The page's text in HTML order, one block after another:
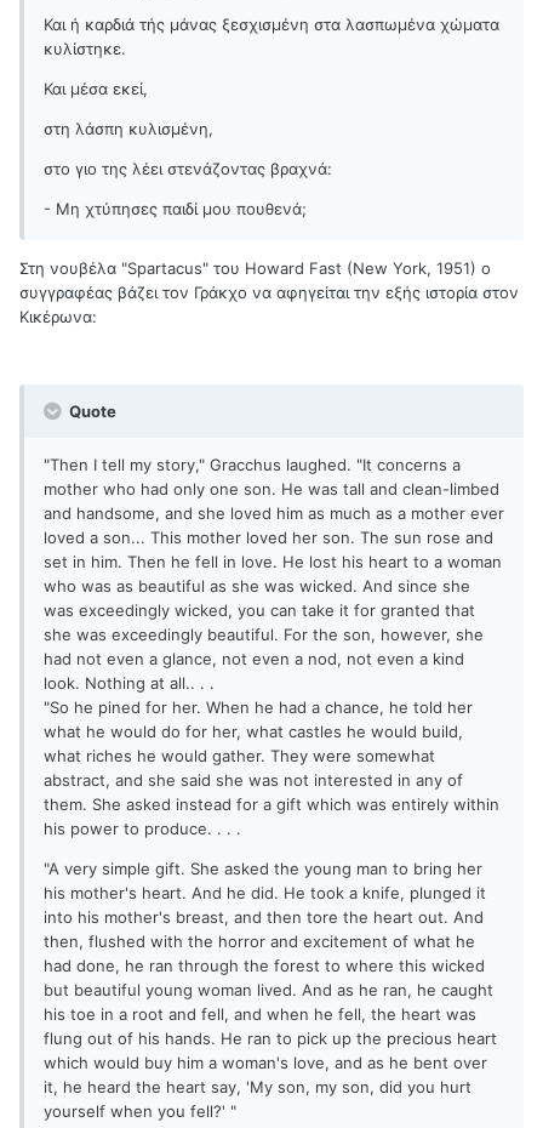
Και ή καρδιά τής μάνας ξεσχισμένη στα λασπωμένα χώματα
κυλίστηκε.
Και μέσα εκεί,
στη λάσπη κυλισμένη,
στο γιο της λέει στενάζοντας βραχνά:
- Μη χτύπησες παιδί μου πουθενά;
Στη νουβέλα "Spartacus" του Howard Fast (New York, 1951) ο
συγγραφέας βάζει τον Γράκχο να αφηγείται την εξής ιστορία στον
Κικέρωνα:
Quote
"Then I tell my story," Gracchus laughed. "It concerns a
mother who had only one son. He was tall and clean-limbed
and handsome, and she loved him as much as a mother ever
loved a son... This mother loved her son. The sun rose and
set in him. Then he fell in love. He lost his heart to a woman
who was as beautiful as she was wicked. And since she
was exceedingly wicked, you can take it for granted that
she was exceedingly beautiful. For the son, however, she
had not even a glance, not even a nod, not even a kind
look. Nothing at all.. . .
"So he pined for her. When he had a chance, he told her
what he would do for her, what castles he would build,
what riches he would gather. They were somewhat
abstract, and she said she was not interested in any of
them. She asked instead for a gift which was entirely within
his power to produce. . . .
"A very simple gift. She asked the young man to bring her
his mother's heart. And he did. He took a knife, plunged it
into his mother's breast, and then tore the heart out. And
then, flushed with the horror and excitement of what he
had done, he ran through the forest to where this wicked
but beautiful young woman lived. And as he ran, he caught
his toe in a root and fell, and when he fell, the heart was
flung out of his hands. He ran to pick up the precious heart
which would buy him a woman's love, and as he bent over
it, he heard the heart say, 'My son, my son, did you hurt
yourself when you fell?' "